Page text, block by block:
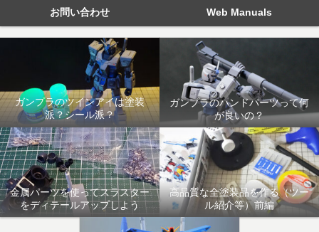
お問い合わせ Web Manuals
ガンプラのツインアイは塗装
派？シール派？
ガンプラのハンドパーツって何
が良いの？
金属パーツを使ってスラスター
をディテールアップしよう
高品質な全塗装品を作る（ツー
ル紹介等）前編